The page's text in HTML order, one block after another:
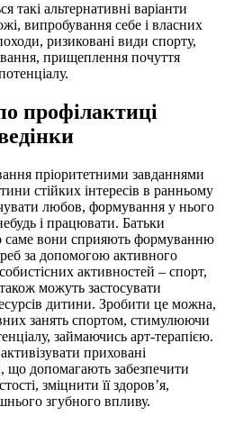
альтернативні варіанти
випробування себе і власних
ризиковані види спорту,
прищеплення почуття
профілактиці
пріоритетними завданнями
стійких інтересів в ранньому
любов, формування у нього
і працювати. Батьки
саме вони сприяють формуванню
за допомогою активного
активностей – спорт,
можуть застосувати
дитини. Зробити це можна,
занять спортом, стимулюючи
займаючись арт-терапією.
приховані
що допомагають забезпечити
зміцнити її здоров’я,
згубного впливу.